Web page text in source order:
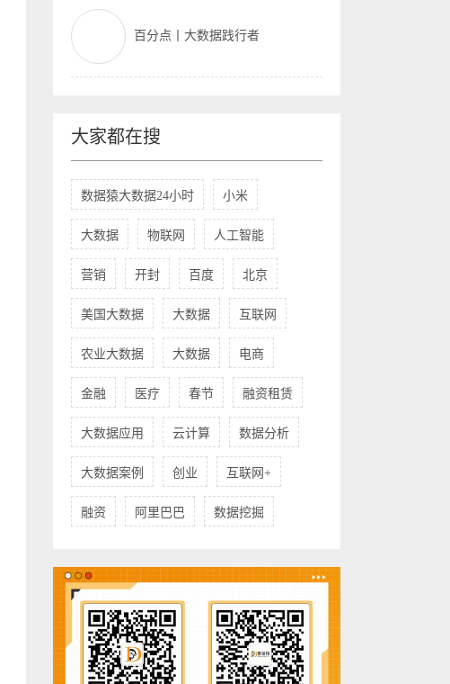
百分点丨大数据践行者
大家都在搜
数据猿大数据24小时 小米
大数据 物联网 人工智能
营销 开封 百度 北京
美国大数据 大数据 互联网
农业大数据 大数据 电商
金融 医疗 春节 融资租赁
大数据应用 云计算 数据分析
大数据案例 创业 互联网+
融资 阿里巴巴 数据挖掘